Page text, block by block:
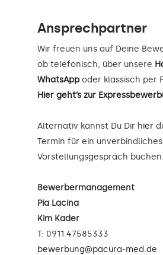
Ansprechpartner
Wir freuen uns auf Deine
ob telefonisch, über unsere
WhatsApp oder klassisch per
Hier geht’s zur
Alternativ kannst Du Dir hier
Termin für ein unverbindliches
Vorstellungsgespräch buchen.
Bewerbermanagement
Pia Lacina
Kim Kader
T: 0911 47585333
bewerbung@pacura-med.de